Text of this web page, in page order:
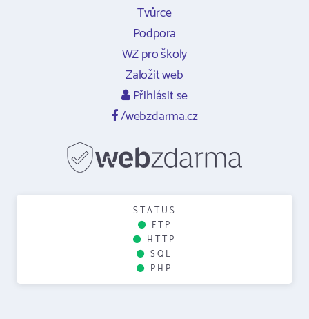
Tvůrce
Podpora
WZ pro školy
Založit web
Přihlásit se
/webzdarma.cz
STATUS
FTP
HTTP
SQL
PHP